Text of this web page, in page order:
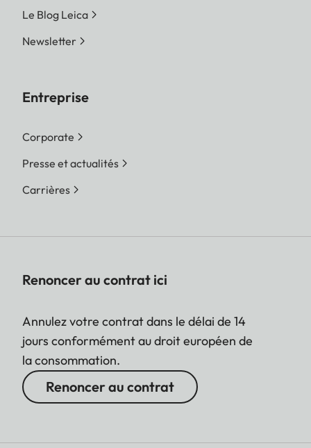
Le Blog Leica
Newsletter
Entreprise
Corporate
Presse et actualités
Carrières
Renoncer au contrat ici
Annulez votre contrat dans le délai de 14
jours conformément au droit européen de
la consommation.
Renoncer au contrat